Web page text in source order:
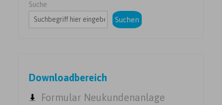
Suche
Suchen
Downloadbereich
Formular Neukundenanlage